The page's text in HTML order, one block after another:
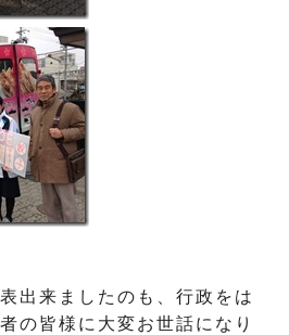
出来ましたのも、行政をは
の皆様に大変お世話になり